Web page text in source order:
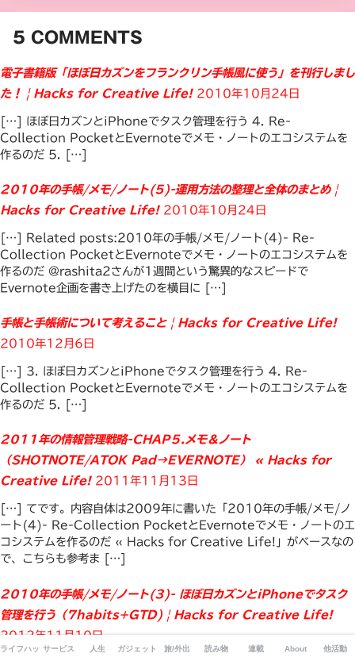
5 COMMENTS
電子書籍版「ほぼ日カズンをフランクリン手帳風に使う」を刊行しまし
た！ | Hacks for Creative Life! 2010年10月24日
[…] ほぼ日カズンとiPhoneでタスク管理を行う 4. Re-
Collection PocketとEvernoteでメモ・ノートのエコシステムを
作るのだ 5. […]
2010年の手帳/メモ/ノート(5)-運用方法の整理と全体のまとめ |
Hacks for Creative Life! 2010年10月24日
[…] Related posts:2010年の手帳/メモ/ノート(4)- Re-
Collection PocketとEvernoteでメモ・ノートのエコシステムを
作るのだ @rashita2さんが1週間という驚異的なスピードで
Evernote企画を書き上げたのを横目に […]
手帳と手帳術について考えること | Hacks for Creative Life!
2010年12月6日
[…] 3. ほぼ日カズンとiPhoneでタスク管理を行う 4. Re-
Collection PocketとEvernoteでメモ・ノートのエコシステムを
作るのだ 5. […]
2011年の情報管理戦略-CHAP５.メモ＆ノート
（SHOTNOTE/ATOK Pad→EVERNOTE） « Hacks for
Creative Life! 2011年11月13日
[…] てです。内容自体は2009年に書いた「2010年の手帳/メモ/ノ
ート(4)- Re-Collection PocketとEvernoteでメモ・ノートのエ
コシステムを作るのだ « Hacks for Creative Life!」がベースなの
で、こちらも参考ま […]
2010年の手帳/メモ/ノート(3)- ほぼ日カズンとiPhoneでタスク
管理を行う（7habits+GTD) | Hacks for Creative Life!
2012年11月10日
ライフハックサービス 人生 ガジェット 旅/外出 読み物 連載 About 他活動